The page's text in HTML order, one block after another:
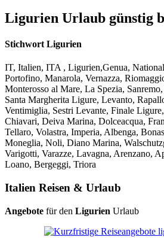
Ligurien Urlaub günstig
Stichwort Ligurien
IT, Italien, ITA , Ligurien,Genua,
Portofino, Manarola, Vernazza,
Monterosso al Mare, La Spezia,
Santa Margherita Ligure, Levanto,
Ventimiglia, Sestri Levante, Finale
Chiavari, Deiva Marina, Dolceacqua,
Tellaro, Volastra, Imperia, Albenga,
Moneglia, Noli, Diano Marina,
Varigotti, Varazze, Lavagna, Arenzano,
Loano, Bergeggi, Triora
Italien Reisen & Urlaub
Angebote für den Ligurien Urlaub